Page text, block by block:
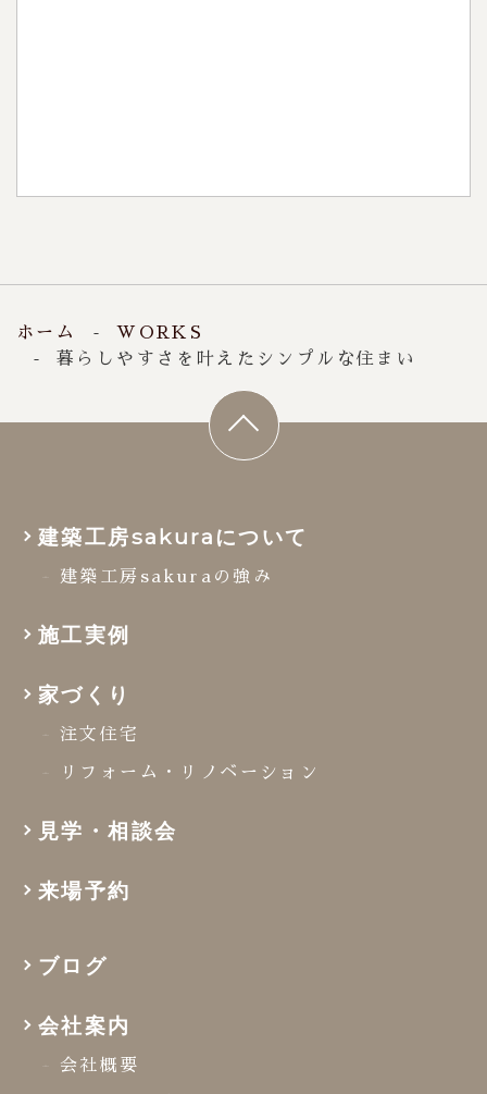
ホーム
WORKS
暮らしやすさを叶えたシンプルな住まい
建築工房sakuraについて
建築工房sakuraの強み
施工実例
家づくり
注文住宅
リフォーム・リノベーション
見学・相談会
来場予約
ブログ
会社案内
会社概要